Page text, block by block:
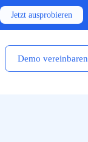
Jetzt ausprobieren
Demo vereinbaren